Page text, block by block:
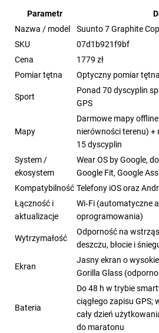
Parametr
Nazwa / model
Suunto 7 Graphite
SKU
07d1b921f9bf
Cena
1779 zł
Pomiar tętna
Optyczny pomiar
Sport
Ponad 70 dyscyplin
GPS
Mapy
Darmowe mapy
nierówności terenu) +
15 dyscyplin
System /
ekosystem
Wear OS by Google,
Google Fit, Google
Kompatybilność Telefony iOS oraz
Łączność i
aktualizacje
Wi‑Fi (automatyczne
oprogramowania)
Wytrzymałość
Odporność na
deszczu, błocie i
Ekran
Jasny ekran o
Gorilla Glass
Bateria
Do 48 h w trybie
ciągłego zapisu
cały dzień
do maratonu